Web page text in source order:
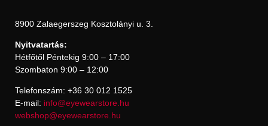
8900 Zalaegerszeg Kosztolányi u. 3.
Nyitvatartás:
Hétfőtől Péntekig 9:00 – 17:00
Szombaton 9:00 – 12:00
Telefonszám: +36 30 012 1525
E-mail: info@eyewearstore.hu
webshop@eyewearstore.hu